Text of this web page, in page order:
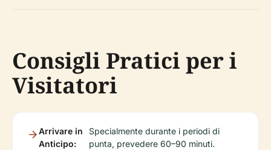
Consigli Pratici per i
Visitatori
Arrivare in
Anticipo:
Specialmente durante i periodi di
punta, prevedere 60–90 minuti.